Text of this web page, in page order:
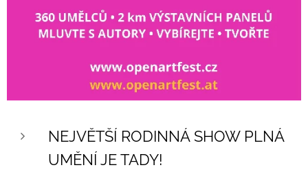
NEJVĚTŠÍ RODINNÁ SHOW PLNÁ
UMĚNÍ JE TADY!